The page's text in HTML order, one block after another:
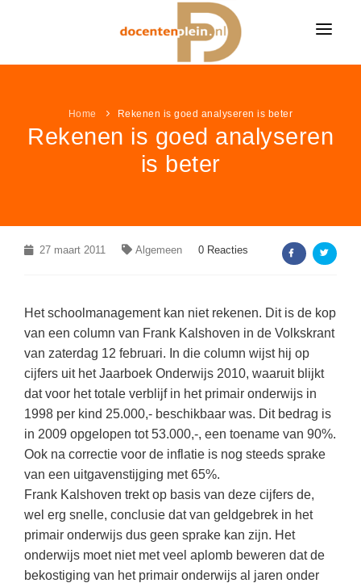
NIEUWS
ONDERWIJSNIEUWS
NIEUWSDOSSIER
Pesten op school
Cito toets
Eindexamens
iPad scholen
NIEUWSARCHIEF
Augustus 2026
Juli 2026
LESIDEE
Speciaal onderwijs
LAATSTE LESIDEEËN
Lespakket ‘Circulaire Economie - van
verpakking tot nieuwe grondstof’
Gastles Zeebenen in de klas
Cursus Leer het heelal begrijpen
Van verdunningscalculator tot
practicumvoorbereiding: gratis online
hulpmiddelen voor science-docenten en
TOA's
DGM in de klas
KLEURPLATEN
Boerderij kleurplaten
Sprookjes kleurplaten
Kerst kleurplaten
PUZZELS
Woordpuzzels
Kruiswoordpuzzels
LEUK IN DE KLAS
Raadsels
Rebussen
LINKPAGINA'S
Aardrijkskunde / ANW
Bewegingsonderwijs
Biologie
Burgerschap
Ckv
Duits
Economie
Engels
Filosofie
AANBIEDINGEN
Boek: Kleine werelden van het zonnestelsel
Leren met klassieke muziek
Lasermachine voor het onderwijs
Lasergraaf
Onderwijs opleidingen
Gratis lesmateriaal Dove self-esteem
Ontdek Memo voor de onderbouw zelf!
Maak uw leerlingen mediawijs!
Home Rekenen is goed analyseren is beter
Rekenen is goed analyseren
is beter
27 maart 2011 Algemeen 0 Reacties
Het schoolmanagement kan niet rekenen. Dit is de kop
van een column van Frank Kalshoven in de Volkskrant
van zaterdag 12 februari. In die column wijst hij op
cijfers uit het Jaarboek Onderwijs 2010, waaruit blijkt
dat voor het totale verblijf in het primair onderwijs in
1998 per kind 25.000,- beschikbaar was. Dit bedrag is
in 2009 opgelopen tot 53.000,-, een toename van 90%.
Ook na correctie voor de inflatie is nog steeds sprake
van een uitgavenstijging met 65%.
Frank Kalshoven trekt op basis van deze cijfers de,
wel erg snelle, conclusie dat van geldgebrek in het
primair onderwijs dus geen sprake kan zijn. Het
onderwijs moet niet met veel aplomb beweren dat de
bekostiging van het primair onderwijs al jaren onder